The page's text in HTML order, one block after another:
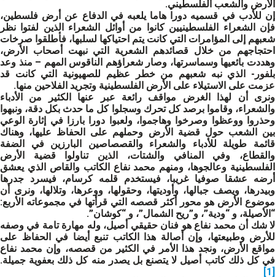
الأرض والشعب الفلسطيني.
إن للأدب في قسميه دورا هاما يلعبه في الدفاع عن أرض فلسطين،
فإن الشعراء الفلسطينيين كانوا من أوائل الشعراء الذين لفتوا نظر
شعبهم إلى المؤامرات التي كانت يتم احتياكها لسلبها، فأطلقوا صرخات
احتجاجهم من خلال قصائدهم الشعرية التي نبهت أصحاب الأرض،
وهددت بائعيها وسماسرتها، وصار شعراؤهم الناقوس المهم – منذ وعد
بلفور- الذي نبه شعبهم من خطر عظيم للصهيونية التي كانت قد
عزمت على الاستيلاء على الأرض الفلسطينية وتجريد الفلاحين منها.
ونرى أن لهذا الغرض مواقف رائعة عبر عنها الكثير من الأدباء
والشعراء، وقاموا برصد كل تحرك وسجلوا كل ما حدث بكل دقة، ونبهوا
وحذروا ووعظوا وصرخوا وهاجموا، ولعبوا دورا بارزا في إثارة الوعي
بين الشعب حول قضية الأرض وحملهم على الحفاظ عليها، وهناك
قائمة طويلة للأدباء والشعراء والقصصاصين البارزين في الضفة
والقطاع، وفي المنافي والشتات، الذين تناولوا قضية الأرض
الفلسطينية وعالجوها، ومنهم محمد نفاع الكاتب والقاص الذي يعشق
أرضه عشقا صوفيا غريبا، فيستخدم قلمه كرسام، فيسرد جدرها
وبيدرها، ويصف جبالها، وأوديتها، وحقولها، ووعرها، وتلالها، ونرى أن
موضوع الأرض هو محور أكثر قصصه التي قرأتها في مجموعاته الأربع:
“الأصيلة، و “ودية”، و”ريح الشمال”، و “كوشان”.
لا شك أن محمد نفاع هو فنان حقيقي أصيل، وله مهارة تامة في وصفه
للأرض وطبيعتها، وإن أصالة هذا الكاتب تنبع أيضا في الحفاظ على
مواقع الأرض، ونجد هذا الأمر في الكثير من قصصه، وإن محمد نفاع
في كل ذلك كاتب أصيل لا يتصنع بل يصدر منه كل ذلك بعفوية جميلة.